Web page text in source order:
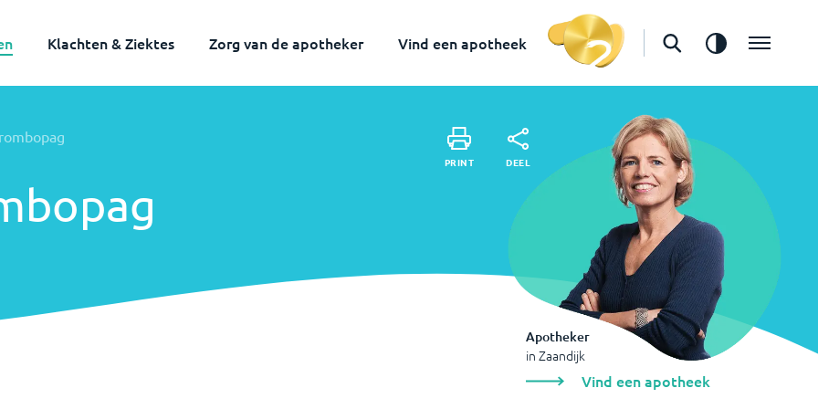
Klachten & Ziektes Zorg van de apotheker Vind een apotheek
Zaandijk
Vind een apotheek
PRINT DEEL
Apotheker
in Zaandijk
Vind een apotheek